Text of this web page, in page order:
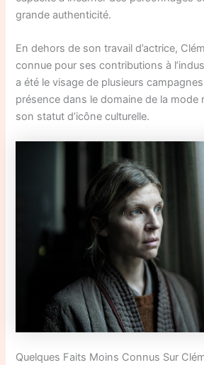
grande authenticité.
En dehors de son travail d’actrice,
connue pour ses contributions à
a été le visage de plusieurs
présence dans le domaine de la mode
son statut d’icône culturelle.
Quelques Faits Moins Connus Sur